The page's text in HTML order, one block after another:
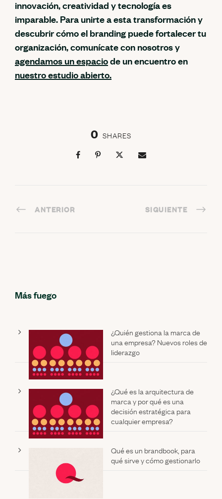
innovación, creatividad y tecnología es
imparable. Para unirte a esta transformación y
descubrir cómo el branding puede fortalecer tu
organización, comunícate con nosotros y
agendamos un espaciode un encuentro en
nuestro estudio abierto.
0 SHARES
ANTERIOR SIGUIENTE
Más fuego
¿Quién gestiona la marca de
una empresa? Nuevos roles de
liderazgo
¿Qué es la arquitectura de
marca y por qué es una
decisión estratégica para
cualquier empresa?
Qué es un brandbook, para
qué sirve y cómo gestionarlo